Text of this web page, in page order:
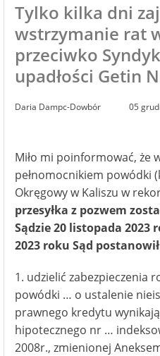
Tylko kilka dni
wstrzymanie rat
przeciwko
upadłości Getin
Daria Dampc-Dowbór 05
Miło mi poinformować, że
pełnomocnikiem powódki
Okręgowy w Kaliszu w
przesyłka z pozwem
Sądzie 20 listopada 2023
2023 roku Sąd
1. udzielić zabezpieczenia
powódki … o ustalenie
prawnego kredytu
hipotecznego nr …
2008r., zmienionej